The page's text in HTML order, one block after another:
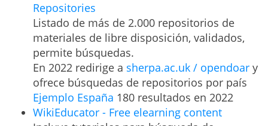
Repositories
Listado de más de 2.000 repositorios de
materiales de libre disposición, validados,
permite búsquedas.
En 2022 redirige a sherpa.ac.uk / opendoar y
ofrece búsquedas de repositorios por país
Ejemplo España 180 resultados en 2022
WikiEducator - Free elearning content